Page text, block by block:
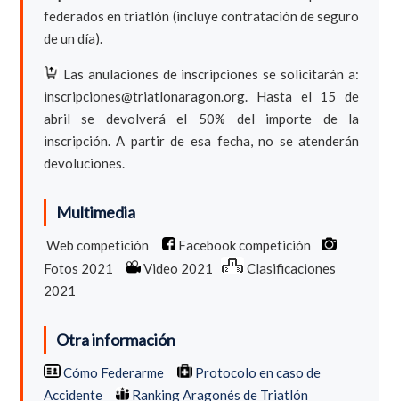
federados en triatlón (incluye contratación de seguro
de un día).
Las anulaciones de inscripciones se solicitarán a:
inscripciones@triatlonaragon.org. Hasta el 15 de
abril se devolverá el 50% del importe de la
inscripción. A partir de esa fecha, no se atenderán
devoluciones.
Multimedia
Web competición
Facebook competición
Fotos 2021
Video 2021
Clasificaciones
2021
Otra información
Cómo Federarme
Protocolo en caso de
Accidente
Ranking Aragonés de Triatlón